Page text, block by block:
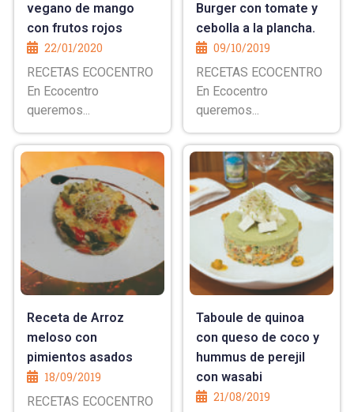
vegano de mango
con frutos rojos
22/01/2020
RECETAS ECOCENTRO
En Ecocentro
queremos...
Burger con tomate y
cebolla a la plancha.
09/10/2019
RECETAS ECOCENTRO
En Ecocentro
queremos...
Receta de Arroz
meloso con
pimientos asados
18/09/2019
RECETAS ECOCENTRO
Taboule de quinoa
con queso de coco y
hummus de perejil
con wasabi
21/08/2019